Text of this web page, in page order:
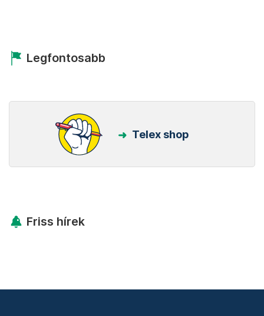
Legfontosabb
Telex shop
Friss hírek